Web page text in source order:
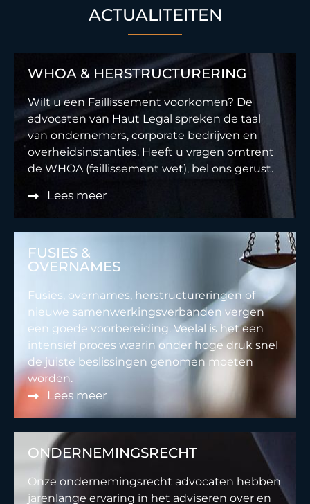
ACTUALITEITEN
WHOA & HERSTRUCTURERING
Wilt u een Faillissement voorkomen? De
advocaten van Haut Legal spreken de taal
van ondernemers, corporate bedrijven en
overheidsinstanties. Heeft u vragen omtrent
de WHOA (faillissement wet), bel ons gerust.
Lees meer
FUSIES &
OVERNAMES
Fusies, overnames, herstructureringen of
nieuwe samenwerkingsverbanden vergen
een goede voorbereiding. Veelal is het een
intensief proces waarin onder hoge druk snel
de juiste beslissingen genomen moeten
worden.
Lees meer
ONDERNEMINGSRECHT
Onze ondernemingsrecht advocaten hebben
jarenlange ervaring in het adviseren over en